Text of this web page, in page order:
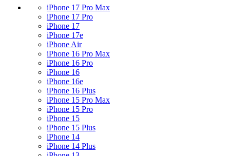
iPhone 17 Pro Max
iPhone 17 Pro
iPhone 17
iPhone 17e
iPhone Air
iPhone 16 Pro Max
iPhone 16 Pro
iPhone 16
iPhone 16e
iPhone 16 Plus
iPhone 15 Pro Max
iPhone 15 Pro
iPhone 15
iPhone 15 Plus
iPhone 14
iPhone 14 Plus